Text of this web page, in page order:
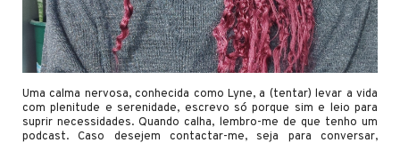
Uma calma nervosa, conhecida como Lyne, a (tentar) levar a vida
com plenitude e serenidade, escrevo só porque sim e leio para
suprir necessidades. Quando calha, lembro-me de que tenho um
podcast. Caso desejem contactar-me, seja para conversar,